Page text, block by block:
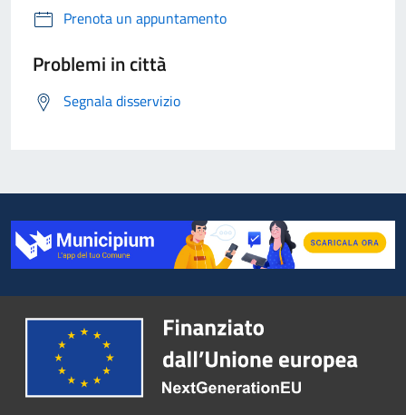
Prenota un appuntamento
Problemi in città
Segnala disservizio